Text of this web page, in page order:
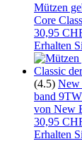
Mützen
Core
30,95
Erhalten
(4.5) New
band
von New
30,95
Erhalten